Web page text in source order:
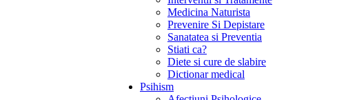
Medicina Naturista
Prevenire Si Depistare
Sanatatea si Preventia
Stiati ca?
Diete si cure de slabire
Dictionar medical
Psihism